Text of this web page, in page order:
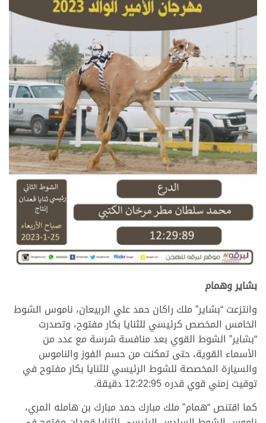
بشاير وهمام
وانتزعت “بشاير” ملك راكان حمد علي الربيعان، ناموس الشوط
الخامس المخصص كرئيسي للثنايا بكار مفتوح، وتصدرت
“بشاير” الشوط القوي بعد منافسة شرسة مع عدد من
الأسماء القوية، حتى تمكنت من حسم الفوز والناموس
والسيارة المخصصة للشوط الرئيسي للثنايا بكار مفتوح في
توقيت زمني قوي قدره 12:22:95 دقيقة.
كما اقتنص “همام” ملك مبارك حمد مبارك بن هامله المري،